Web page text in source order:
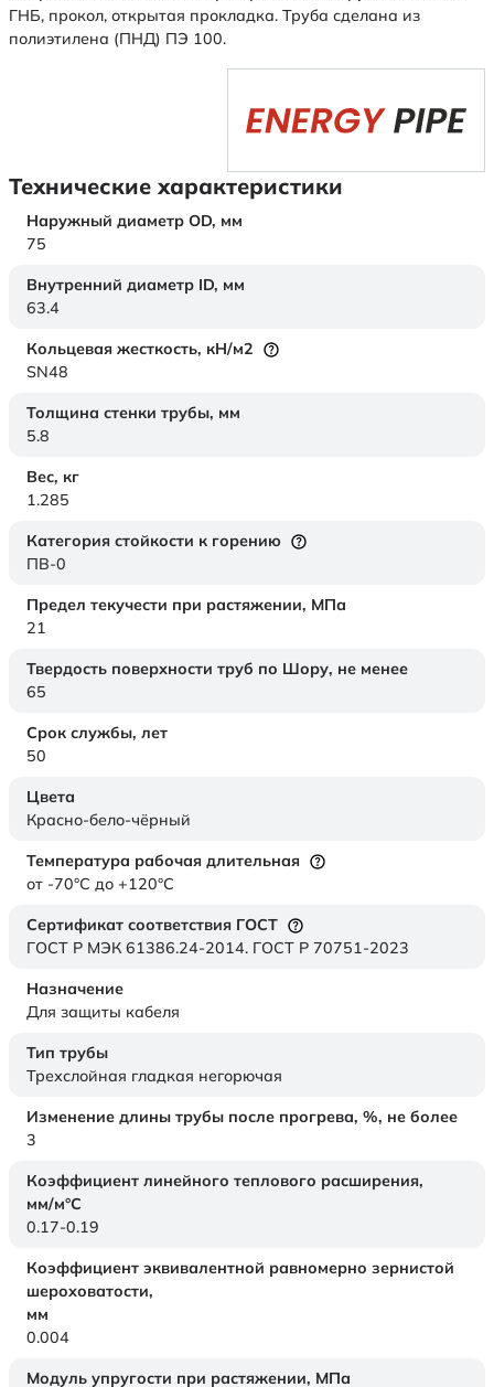
ГНБ, прокол, открытая прокладка. Труба сделана из
полиэтилена (ПНД) ПЭ 100.
Технические характеристики
Наружный диаметр OD, мм
75
Внутренний диаметр ID, мм
63.4
Кольцевая жесткость, кН/м2
SN48
Толщина стенки трубы, мм
5.8
Вес, кг
1.285
Категория стойкости к горению
ПВ-0
Предел текучести при растяжении, МПа
21
Твердость поверхности труб по Шору, не менее
65
Срок службы, лет
50
Цвета
Красно-бело-чёрный
Температура рабочая длительная
от -70°C до +120°C
Сертификат соответствия ГОСТ
ГОСТ Р МЭК 61386.24-2014. ГОСТ Р 70751-2023
Назначение
Для защиты кабеля
Тип трубы
Трехслойная гладкая негорючая
Изменение длины трубы после прогрева, %, не более
3
Коэффициент линейного теплового расширения,
мм/м°С
0.17-0.19
Коэффициент эквивалентной равномерно зернистой
шероховатости,
мм
0.004
Модуль упругости при растяжении, МПа